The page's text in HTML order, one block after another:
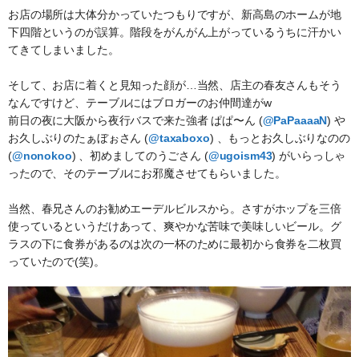
お店の場所は大体分かっていたつもりですが、新高島のホームが地
下四階というのが誤算。階段をがんがん上がっているうちに汗かい
てきてしまいました。
そして、お店に着くと見知った顔が…当然、店主の春友さんもそう
なんですけど、テーブルにはブロガーのお仲間達がw
前日の夜に大阪から夜行バスで来た強者 ぱぱ〜ん (@PaPaaaaN) や
お久しぶりのたぁぼぉさん (@taxaboxo) 、もっとお久しぶりなのの
(@nonokoo) 、初めましてのうごさん (@ugoism43) がいらっしゃ
ったので、そのテーブルにお邪魔させてもらいました。
当然、春兄さんのお勧めエーデルビルスから。さすがホップを三倍
使っているというだけあって、爽やかな苦味で美味しいビール。グ
ラスの下に食券があるのは次の一杯のために最初から食券を二枚買
っていたので(笑)。